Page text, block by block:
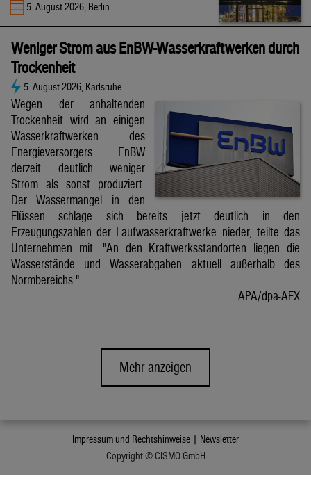
5. August 2026, Berlin
Weniger Strom aus EnBW-Wasserkraftwerken durch
Trockenheit
5. August 2026, Karlsruhe
Wegen der anhaltenden
Trockenheit wird an einigen
Wasserkraftwerken des
Energieversorgers EnBW
derzeit deutlich weniger
Strom als sonst produziert.
Der Wassermangel in den
Flüssen schlage sich bereits jetzt deutlich in den
Erzeugungszahlen der Laufwasserkraftwerke nieder, teilte das
Unternehmen mit. "An den Kraftwerksstandorten liegen die
Wasserstände und Wasserabgaben aktuell außerhalb des
Normbereichs."
APA/dpa-AFX
Mehr anzeigen
Impressum und Rechtshinweise | Newsletter
Copyright © CISMO GmbH